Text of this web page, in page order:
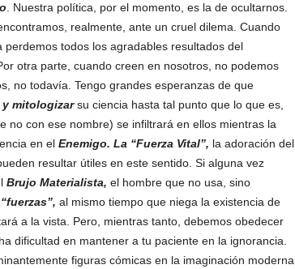
. Nuestra política, por el momento, es la de ocultarnos.
realmente, ante un cruel dilema. Cuando
todos los agradables resultados del
otra parte, cuando creen en nosotros, no podemos
no todavía. Tengo grandes esperanzas de que
mitologizarsu ciencia hasta tal punto que lo que es,
no con ese nombre) se infiltrará en ellos mientras la
en el Enemigo. La “Fuerza Vital”, la adoración del
resultar útiles en este sentido. Si alguna vez
Brujo Materialista, el hombre que no usa, sino
“fuerzas”, al mismo tiempo que niega la existencia de
a la vista. Pero, mientras tanto, debemos obedecer
dificultad en mantener a tu paciente en la ignorancia.
figuras cómicas en la imaginación moderna